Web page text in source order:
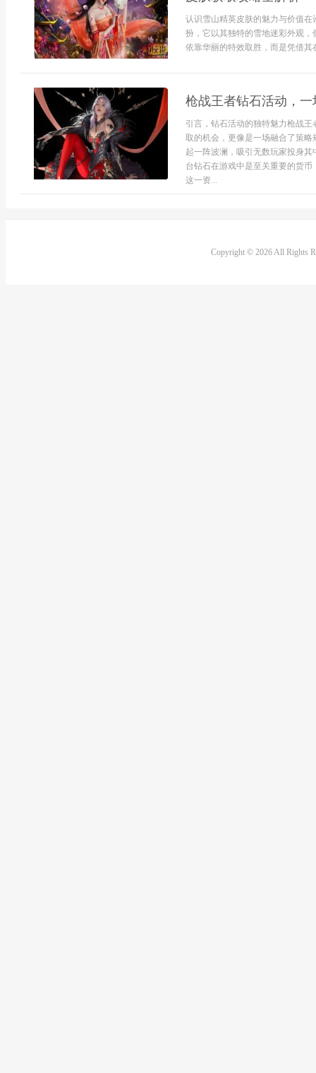
认识雪山精英皮肤的魅力与价值
扮，它以其独特的雪地迷彩外观
依靠华丽的特效取胜，而是凭借其
枪战王者钻石活动，
引言，钻石活动的独特魅力枪战
取的机会，更像是一场融合了策
起一阵波澜，吸引无数玩家投身
台钻石在游戏中是至关重要的货
这一资...
Copyright © 2026 All Rights